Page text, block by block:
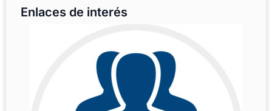
Enlaces de interés